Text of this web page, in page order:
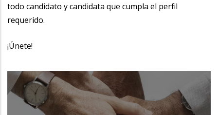
todo candidato y candidata que cumpla el perfil
requerido.
¡Únete!